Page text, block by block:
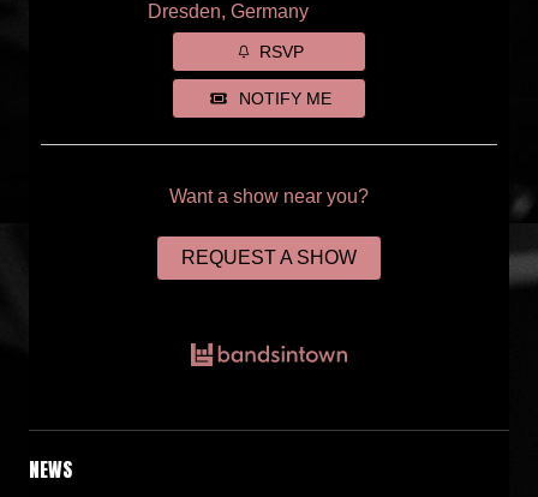
Dresden, Germany
RSVP
NOTIFY ME
Want a show near you?
REQUEST A SHOW
NEWS